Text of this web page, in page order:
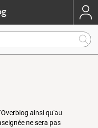
ainsi qu'au
ne sera pas